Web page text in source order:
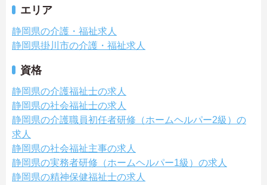
エリア
静岡県の介護・福祉求人
静岡県掛川市の介護・福祉求人
資格
静岡県の介護福祉士の求人
静岡県の社会福祉士の求人
静岡県の介護職員初任者研修（ホームヘルパー2級）の
求人
静岡県の社会福祉主事の求人
静岡県の実務者研修（ホームヘルパー1級）の求人
静岡県の精神保健福祉士の求人